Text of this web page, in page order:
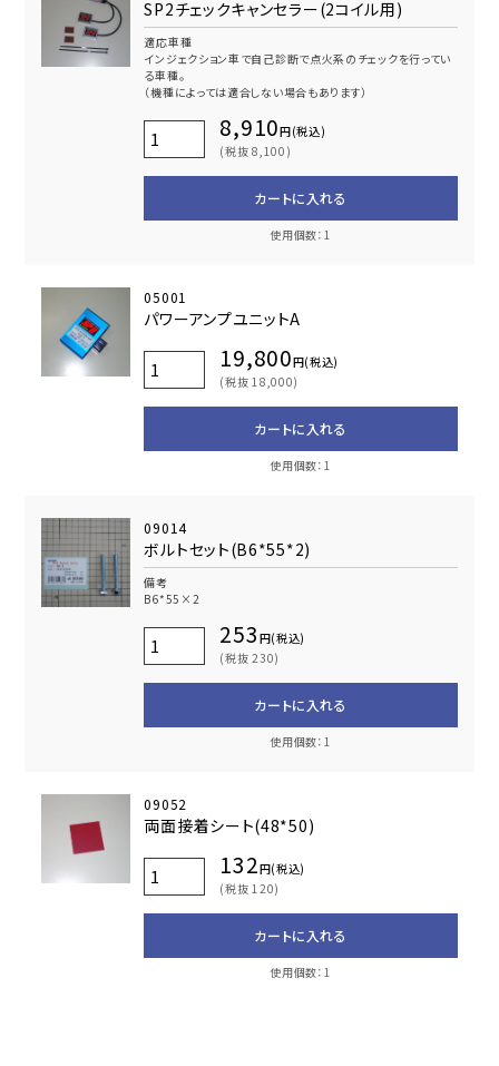
SP2チェックキャンセラー(2コイル用)
適応車種
インジェクション車で自己診断で点火系のチェックを行ってい
る車種。
（機種によっては適合しない場合もあります）
8,910円(税込)
(税抜 8,100)
カートに入れる
使用個数：1
05001
パワーアンプユニットA
19,800円(税込)
(税抜 18,000)
カートに入れる
使用個数：1
09014
ボルトセット(B6*55*2)
備考
B6*55×2
253 円(税込)
(税抜 230)
カートに入れる
使用個数：1
09052
両面接着シート(48*50)
132円(税込)
(税抜 120)
カートに入れる
使用個数：1